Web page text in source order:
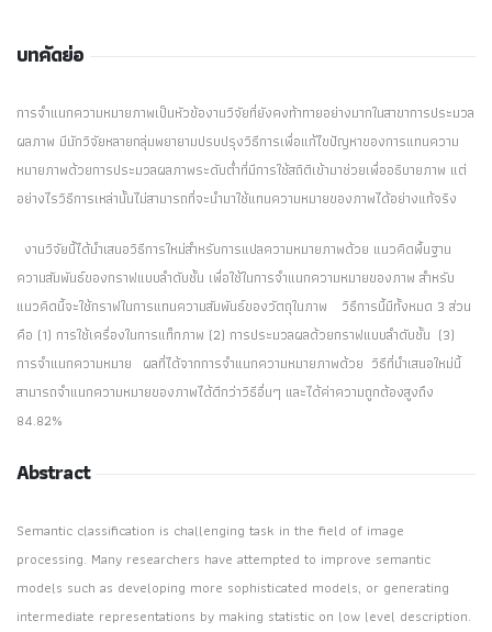
บทคัดย่อ
การจำแนกความหมายภาพเป็นหัวข้องานวิจัยที่ยังคงท้าทายอย่างมากในสาขาการประมวล
ผลภาพ มีนักวิจัยหลายกลุ่มพยายามปรบปรุงวิธีการเพื่อแก้ไขปัญหาของการแทนความ
หมายภาพด้วยการประมวลผลภาพระดับต่ำที่มีการใช้สถิติเข้ามาช่วยเพื่ออธิบายภาพ แต่
อย่างไรวิธีการเหล่านั้นไม่สามารถที่จะนำมาใช้แทนความหมายของภาพได้อย่างแท้จริง
งานวิจัยนี้ได้นำเสนอวิธีการใหม่สำหรับการแปลความหมายภาพด้วย แนวคิดพื้นฐาน
ความสัมพันธ์ของกราฟแบบลำดับชั้น เพื่อใช้ในการจำแนกความหมายของภาพ สำหรับ
แนวคิดนี้จะใช้กราฟในการแทนความสัมพันธ์ของวัตถุในภาพ วิธีการนี้มีทั้งหมด 3 ส่วน
คือ (1) การใช้เครื่องในการแท็กภาพ (2) การประมวลผลด้วยกราฟแบบลำดับชั้น (3)
การจำแนกความหมาย ผลที่ได้จากการจำแนกความหมายภาพด้วย วิธีที่นำเสนอใหม่นี้
สามารถจำแนกความหมายของภาพได้ดีกว่าวิธีอื่นๆ และได้ค่าความถูกต้องสูงถึง
84.82%
Abstract
Semantic classification is challenging task in the field of image
processing. Many researchers have attempted to improve semantic
models such as developing more sophisticated models, or generating
intermediate representations by making statistic on low level description.